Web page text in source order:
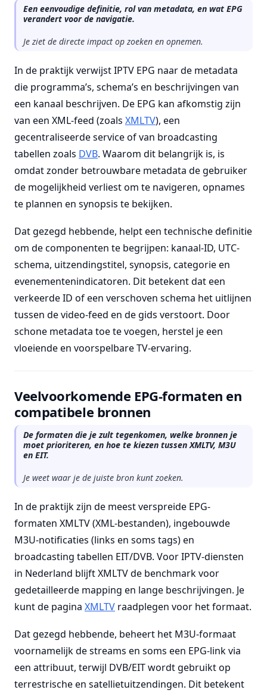
Een eenvoudige definitie, rol van metadata, en wat EPG
verandert voor de navigatie.
Je ziet de directe impact op zoeken en opnemen.
In de praktijk verwijst IPTV EPG naar de metadata
die programma’s, schema’s en beschrijvingen van
een kanaal beschrijven. De EPG kan afkomstig zijn
van een XML-feed (zoals XMLTV), een
gecentraliseerde service of van broadcasting
tabellen zoals DVB. Waarom dit belangrijk is, is
omdat zonder betrouwbare metadata de gebruiker
de mogelijkheid verliest om te navigeren, opnames
te plannen en synopsis te bekijken.
Dat gezegd hebbende, helpt een technische definitie
om de componenten te begrijpen: kanaal-ID, UTC-
schema, uitzendingstitel, synopsis, categorie en
evenementenindicatoren. Dit betekent dat een
verkeerde ID of een verschoven schema het uitlijnen
tussen de video-feed en de gids verstoort. Door
schone metadata toe te voegen, herstel je een
vloeiende en voorspelbare TV-ervaring.
Veelvoorkomende EPG-formaten en
compatibele bronnen
De formaten die je zult tegenkomen, welke bronnen je
moet prioriteren, en hoe te kiezen tussen XMLTV, M3U
en EIT.
Je weet waar je de juiste bron kunt zoeken.
In de praktijk zijn de meest verspreide EPG-
formaten XMLTV (XML-bestanden), ingebouwde
M3U-notificaties (links en soms tags) en
broadcasting tabellen EIT/DVB. Voor IPTV-diensten
in Nederland blijft XMLTV de benchmark voor
gedetailleerde mapping en lange beschrijvingen. Je
kunt de pagina XMLTV raadplegen voor het formaat.
Dat gezegd hebbende, beheert het M3U-formaat
voornamelijk de streams en soms een EPG-link via
een attribuut, terwijl DVB/EIT wordt gebruikt op
terrestrische en satellietuitzendingen. Dit betekent